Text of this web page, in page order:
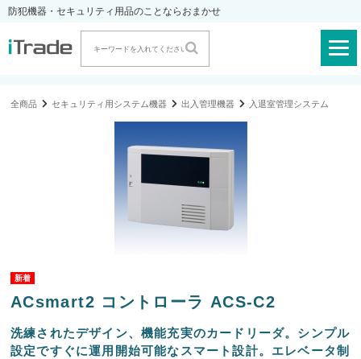
防犯機器・セキュリティ用品のことならおまかせ
全商品 セキュリティ用システム機器 出入管理機器 入退室管理システム
ACsmart2 コントローラ ACS-C2
洗練されたデザイン、機能充実のカードリーダ。シンプル
設定ですぐに運用開始可能なスマート設計。エレベータ制